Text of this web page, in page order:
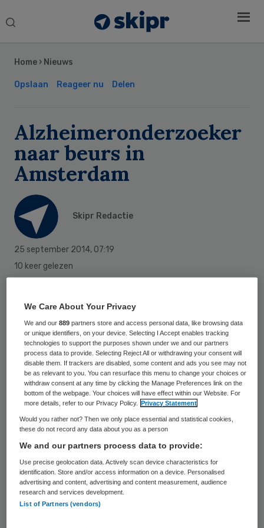
Search
Home › Nieuws
Opslaan Reageer nu Delen
Alzheimeronderzoeker
naar beurs in
Amsterdam
Skipr Redactie
25 september 2014, 07:19
10 keer gelezen
Het Duitse biotechnologiebedrijf
Probiodrug wil naar de beurs in Amsterdam.
Dat maakte de onderneming, die onderzoek
doet naar mogelijke behandelmethoden
voor patiënten met de ziekte van Alzheimer,
donderdag bekend.
Probiodrug richt zich daarbij vooral op de
ontwikkeling van medicijnen die de
voortgang van alzheimer kunnen vertragen
of zelfs stoppen. Dat is volgens het bedrijf
een nog relatief onontgonnen markt. De
meeste middelen die nu al verkrijgbaar zijn,
pakken slechts de symptomen van de
Sidebar
We Care About Your Privacy
We and our889 partners store and access personal data, like browsing data
or unique identifiers, on your device. Selecting I Accept enables tracking
technologies to support the purposes shown under we and our partners
process data to provide. Selecting Reject All or withdrawing your consent will
disable them. If trackers are disabled, some content and ads you see may not
be as relevant to you. You can resurface this menu to change your choices or
withdraw consent at any time by clicking the Manage Preferences link on the
bottom of the webpage. Your choices will have effect within our Website. For
more details, refer to our Privacy Policy.
Privacy Statement
Would you rather not? Then we only place essential and statistical cookies,
these do not record any data about you as a person
We and our partners process data to provide:
Use precise geolocation data. Actively scan device characteristics for
identification. Store and/or access information on a device. Personalised
advertising and content, advertising and content measurement, audience
research and services development.
List of Partners (vendors)